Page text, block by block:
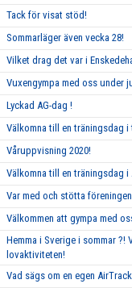
Tack för visat stöd!
Sommarläger även vecka 28!
Vilket drag det var i
Vuxengympa med oss under
Lyckad AG-dag !
Välkomna till en träningsdag
Våruppvisning 2020!
Välkomna till en träningsdag
Var med och stötta
Välkommen att gympa med
Hemma i Sverige i sommar ?!
lovaktiviteten!
Vad sägs om en egen